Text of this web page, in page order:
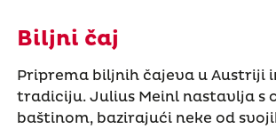
Biljni čaj
Priprema biljnih čajeva u Austriji
tradiciju. Julius Meinl nastavlja s
baštinom, bazirajući neke od